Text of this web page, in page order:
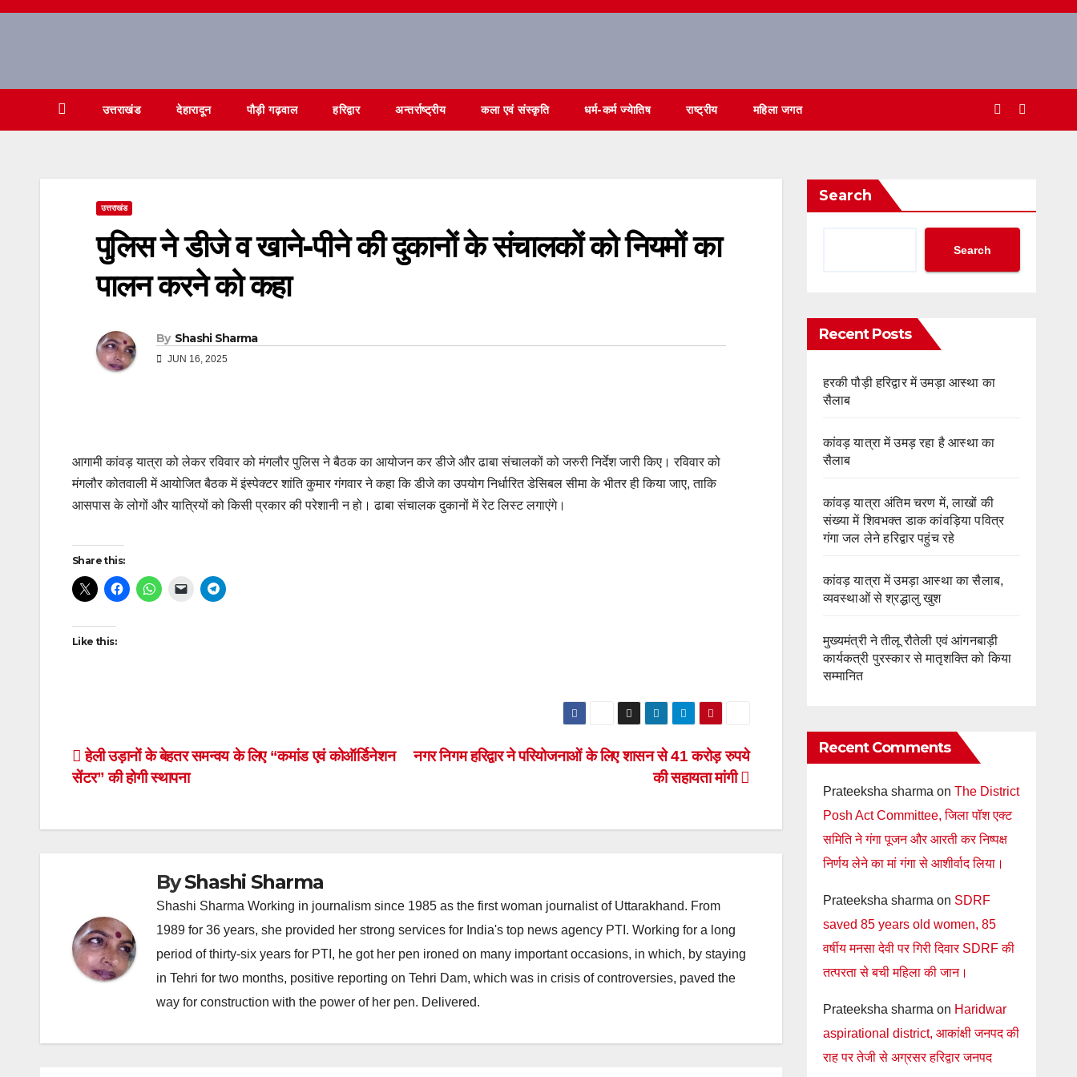
Skip
उत्तराखंड देहारादून पौड़ी गढ़वाल हरिद्वार अन्तर्राष्ट्रीय कला एवं संस्कृति धर्म-कर्म ज्येातिष राष्ट्रीय महिला जगत
उत्तराखंड
पुलिस ने डीजे व खाने-पीने की दुकानों के संचालकों को नियमों का
पालन करने को कहा
By Shashi Sharma
JUN 16, 2025
आगामी कांवड़ यात्रा को लेकर रविवार को मंगलौर पुलिस ने बैठक का आयोजन कर डीजे और ढाबा संचालकों को जरुरी निर्देश जारी किए। रविवार को
मंगलौर कोतवाली में आयोजित बैठक में इंस्पेक्टर शांति कुमार गंगवार ने कहा कि डीजे का उपयोग निर्धारित डेसिबल सीमा के भीतर ही किया जाए, ताकि
आसपास के लोगों और यात्रियों को किसी प्रकार की परेशानी न हो। ढाबा संचालक दुकानों में रेट लिस्ट लगाएंगे।
Continue
Reading
Share this:
Like this:
Post
navigation
नगर निगम हरिद्वार ने परियोजनाओं के लिए शासन से 41 करोड़ रुपये
की सहायता मांगी
हेली उड़ानों के बेहतर समन्वय के लिए “कमांड एवं कोऑर्डिनेशन
सेंटर” की होगी स्थापना
ByShashi Sharma
Shashi Sharma Working in journalism since 1985 as the first woman journalist of Uttarakhand. From
1989 for 36 years, she provided her strong services for India's top news agency PTI. Working for a long
period of thirty-six years for PTI, he got her pen ironed on many important occasions, in which, by staying
in Tehri for two months, positive reporting on Tehri Dam, which was in crisis of controversies, paved the
way for construction with the power of her pen. Delivered.
Search
Search
Recent Posts
हरकी पौड़ी हरिद्वार में उमड़ा आस्था का
सैलाब
कांवड़ यात्रा में उमड़ रहा है आस्था का
सैलाब
कांवड़ यात्रा अंतिम चरण में, लाखों की
संख्या में शिवभक्त डाक कांवड़िया पवित्र
गंगा जल लेने हरिद्वार पहुंच रहे
कांवड़ यात्रा में उमड़ा आस्था का सैलाब,
व्यवस्थाओं से श्रद्धालु खुश
मुख्यमंत्री ने तीलू रौतेली एवं आंगनबाड़ी
कार्यकत्री पुरस्कार से मातृशक्ति को किया
सम्मानित
Recent Comments
Prateeksha sharma on The District
Posh Act Committee, जिला पॉश एक्ट
समिति ने गंगा पूजन और आरती कर निष्पक्ष
निर्णय लेने का मां गंगा से आशीर्वाद लिया।
Prateeksha sharma on SDRF
saved 85 years old women, 85
वर्षीय मनसा देवी पर गिरी दिवार SDRF की
तत्परता से बची महिला की जान।
Prateeksha sharma on Haridwar
aspirational district, आकांक्षी जनपद की
राह पर तेजी से अग्रसर हरिद्वार जनपद